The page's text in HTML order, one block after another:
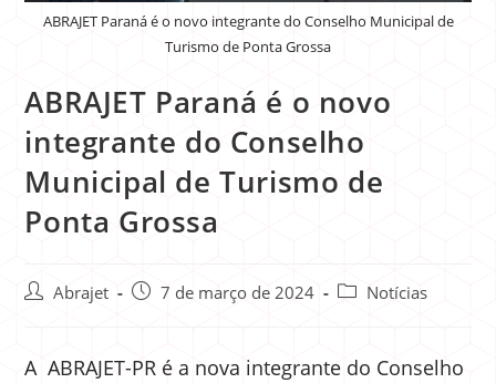
ABRAJET Paraná é o novo integrante do Conselho Municipal de
Turismo de Ponta Grossa
ABRAJET Paraná é o novo
integrante do Conselho
Municipal de Turismo de
Ponta Grossa
Abrajet 7 de março de 2024 Notícias
A ABRAJET-PR é a nova integrante do Conselho